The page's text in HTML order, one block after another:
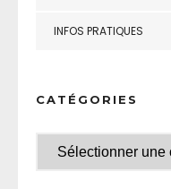
INFOS PRATIQUES
CATÉGORIES